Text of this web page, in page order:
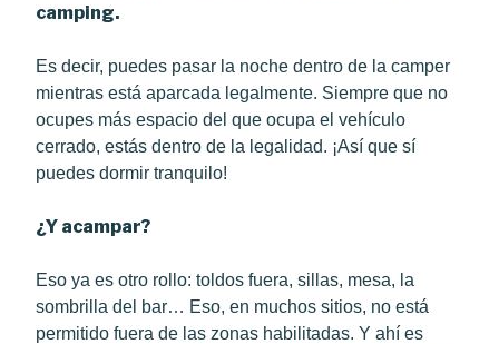
camping.
Es decir, puedes pasar la noche dentro de la camper
mientras está aparcada legalmente. Siempre que no
ocupes más espacio del que ocupa el vehículo
cerrado, estás dentro de la legalidad. ¡Así que sí
puedes dormir tranquilo!
¿Y acampar?
Eso ya es otro rollo: toldos fuera, sillas, mesa, la
sombrilla del bar… Eso, en muchos sitios, no está
permitido fuera de las zonas habilitadas. Y ahí es